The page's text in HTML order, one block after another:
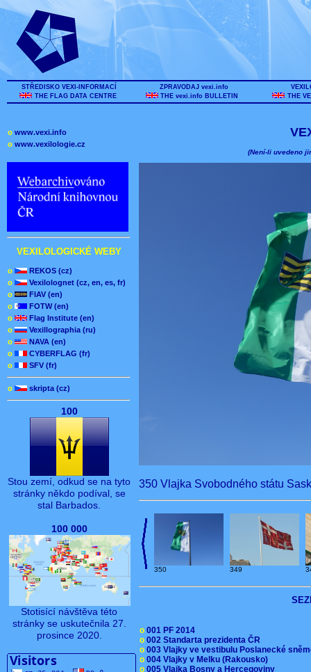
STŘEDISKO VEXI-INFORMACÍ
THE FLAG DATA CENTRE
ZPRAVODAJ vexi.info
THE vexi.info BULLETIN
THE
o www.vexi.info
o www.vexilologie.cz
VEXILOLOGICKÉ WEBY
o
REKOS (cz)
o
Vexilolognet (cz, en, es, fr)
o
FIAV (en)
o
FOTW (en)
o
Flag Institute (en)
o
Vexillographia (ru)
o
NAVA (en)
o
CYBERFLAG (fr)
o
SFV (fr)
o skripta (cz)
100
Stou zemí, odkud se na tyto
stránky někdo podíval, se
stal Barbados.
100 000
Stotisící návštěva této
stránky se uskutečnila 27.
prosince 2020.
(Není-li uvedeno
350 Vlajka Svobodného státu
350 349
o 001 PF 2014
o 002 Standarta prezidenta ČR
o 003 Vlajky ve vestibulu Poslanecké
o 004 Vlajky v Melku (Rakousko)
o 005 Vlajka Bosny a Hercegoviny